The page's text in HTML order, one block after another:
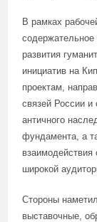
В рамках
содержательное
развития
инициатив на
проектам,
связей России
античного
фундамента, а
широкой
Стороны
выставочные,